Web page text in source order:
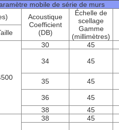
mobile de série de murs
Acoustique
Coefficient
(DB)
Échelle de
scellage
Gamme
(millimètres)
30 45
34 45
35
45
36
45
38
45
38 45